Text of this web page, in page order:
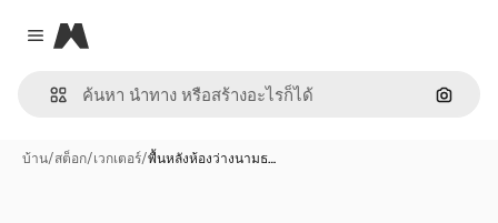
Close menu
Magnific
ค้นหา
บ้าน/สต็อก/เวกเตอร์/พื้นหลังห้องว่างนามธ…